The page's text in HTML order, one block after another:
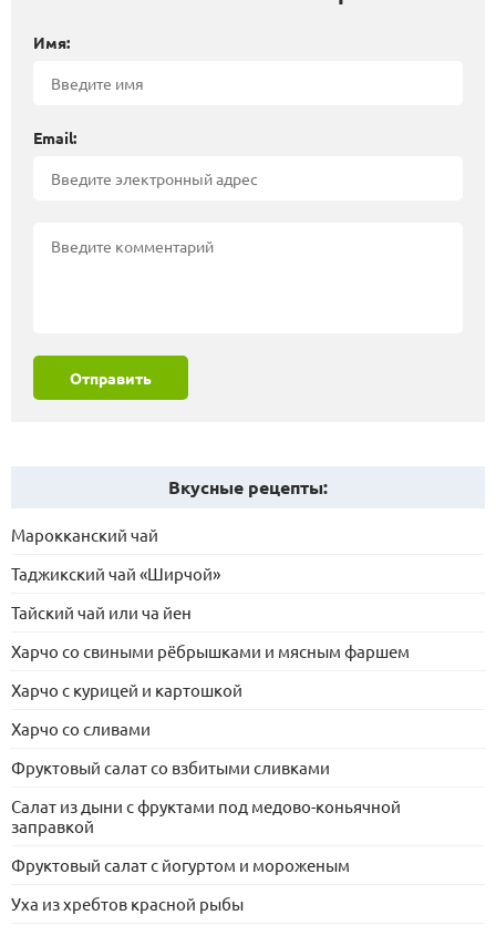
Имя:
Email:
Отправить
Вкусные рецепты:
Марокканский чай
Таджикский чай «Ширчой»
Тайский чай или ча йен
Харчо со свиными рёбрышками и мясным фаршем
Харчо с курицей и картошкой
Харчо со сливами
Фруктовый салат со взбитыми сливками
Салат из дыни с фруктами под медово-коньячной
заправкой
Фруктовый салат с йогуртом и мороженым
Уха из хребтов красной рыбы